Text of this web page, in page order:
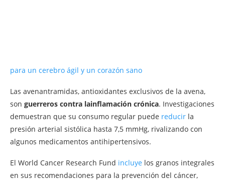
para un cerebro ágil y un corazón sano
Las avenantramidas, antioxidantes exclusivos de la avena,
son guerreros contra lainflamación crónica. Investigaciones
demuestran que su consumo regular puede reducir la
presión arterial sistólica hasta 7,5 mmHg, rivalizando con
algunos medicamentos antihipertensivos.
El World Cancer Research Fund incluye los granos integrales
en sus recomendaciones para la prevención del cáncer,